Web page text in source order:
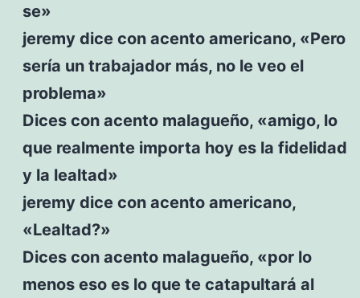
se»
jeremy dice con acento americano, «Pero
sería un trabajador más, no le veo el
problema»
Dices con acento malagueño, «amigo, lo
que realmente importa hoy es la fidelidad
y la lealtad»
jeremy dice con acento americano,
«Lealtad?»
Dices con acento malagueño, «por lo
menos eso es lo que te catapultará al